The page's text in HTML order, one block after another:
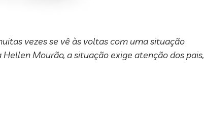
vezes se vê às voltas com uma situação
Mourão, a situação exige atenção dos pais,